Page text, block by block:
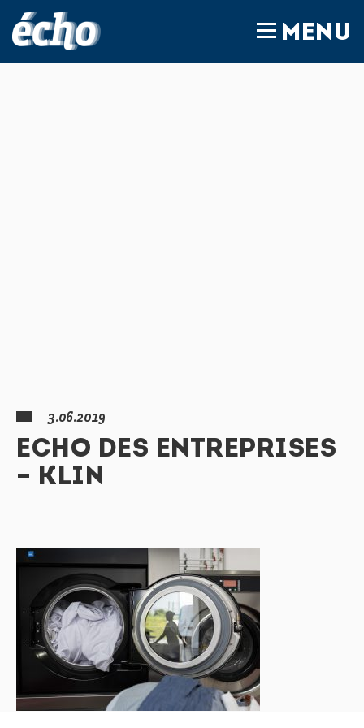
MENU
3.06.2019
ECHO DES ENTREPRISES
– KLIN